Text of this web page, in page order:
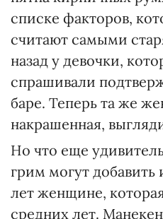
списке факторов,
считают самыми
назад у девочки,
спрашивали
баре. Теперь та же
накрашенная,
Но что еще
грим могут добавить
лет женщине,
средних лет.